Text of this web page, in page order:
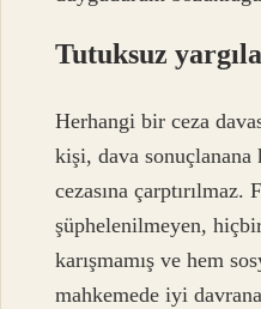
Tutuksuz
Herhangi bir ceza
kişi, dava sonuçlanana
cezasına
şüphelenilmeyen,
karışmamış ve hem
mahkemede iyi